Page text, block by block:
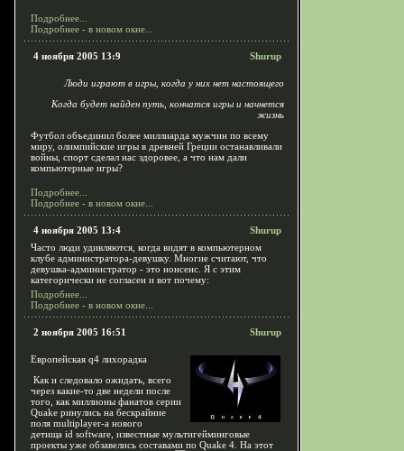
Подробнее...
Подробнее - в новом окне...
4 ноября 2005 13:9 Shurup
Люди играют в игры, когда у них нет настоящего
Когда будет найден путь, кончатся игры и начнется
жизнь
Футбол объединил более миллиарда мужчин по всему
миру, олимпийские игры в древней Греции останавливали
войны, спорт сделал нас здоровее, а что нам дали
компьютерные игры?
Подробнее...
Подробнее - в новом окне...
4 ноября 2005 13:4
Shurup
Часто люди удивляются, когда видят в компьютерном
клубе администратора-девушку. Многие считают, что
девушка-администратор - это нонсенс. Я с этим
категорически не согласен и вот почему:
Подробнее...
Подробнее - в новом окне...
2 ноября 2005 16:51 Shurup
Европейская q4 лихорадка
Как и следовало ожидать, всего
через какие-то две недели после
того, как миллионы фанатов серии
Quake ринулись на бескрайние
поля multiplayer-a нового
детища id software, известные мультигейминговые
проекты уже обзавелись составами по Quake 4. На этот